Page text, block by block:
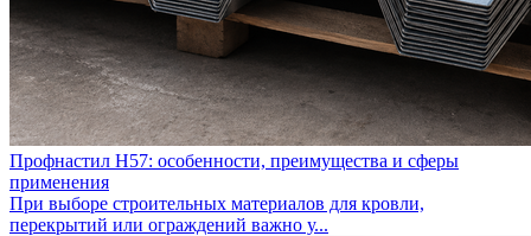
Профнастил Н57: особенности, преимущества и сферы
применения
При выборе строительных материалов для кровли,
перекрытий или ограждений важно у...